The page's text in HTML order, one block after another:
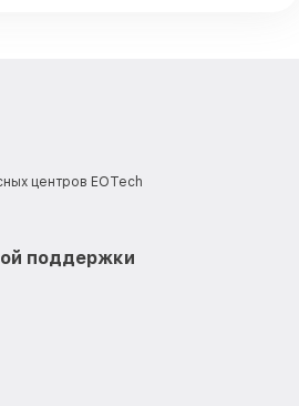
центров EOTech
поддержки